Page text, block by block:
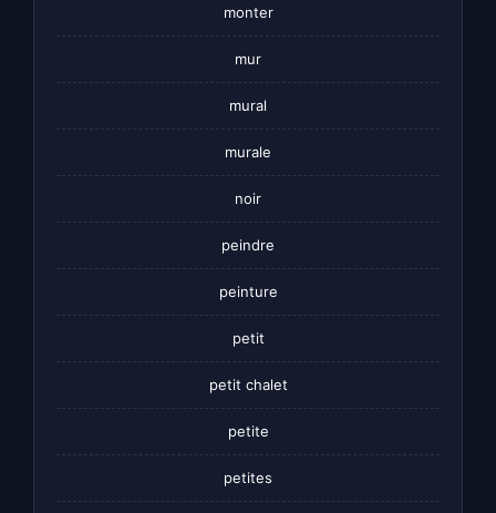
monter
mur
mural
murale
noir
peindre
peinture
petit
petit chalet
petite
petites